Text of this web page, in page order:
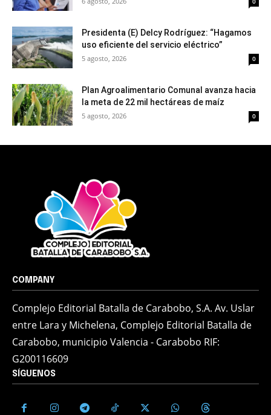
Presidenta (E) Delcy Rodríguez: “Hagamos
uso eficiente del servicio eléctrico”
5 agosto, 2026 0
Plan Agroalimentario Comunal avanza hacia
la meta de 22 mil hectáreas de maíz
5 agosto, 2026 0
COMPANY
Complejo Editorial Batalla de Carabobo, S.A. Av. Uslar
entre Lara y Michelena, Complejo Editorial Batalla de
Carabobo, municipio Valencia - Carabobo RIF:
G200116609
SÍGUENOS